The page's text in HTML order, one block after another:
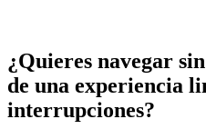
¿Quieres navegar
de una experiencia
interrupciones?